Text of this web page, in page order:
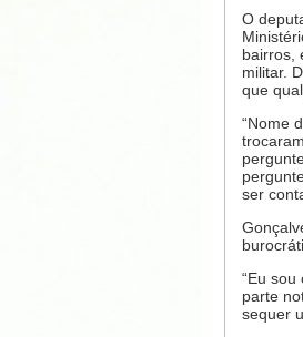
O
bairros,
militar.
que
“Nome
ser
“Eu
parte
sequer